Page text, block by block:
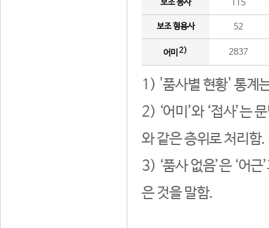
보조 동사 115
보조 형용사 52
어미 2) 2837
1) '품사별 현황' 통계
2) ‘어미’와 ‘접사’는
와 같은 층위로 처리함.
3) ‘품사 없음’은 ‘어
은 것을 말함.